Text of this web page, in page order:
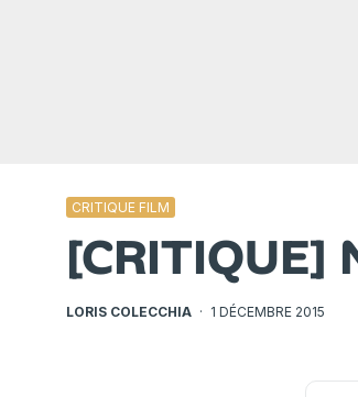
CRITIQUE FILM
[CRITIQUE]
LORIS COLECCHIA · 1 DÉCEMBRE 2015